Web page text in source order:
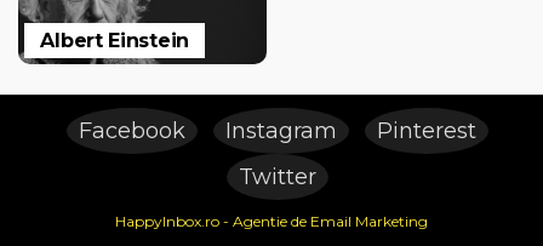
Albert Einstein
Facebook Instagram
Pinterest
Twitter
HappyInbox.ro - Agentie de Email Marketing